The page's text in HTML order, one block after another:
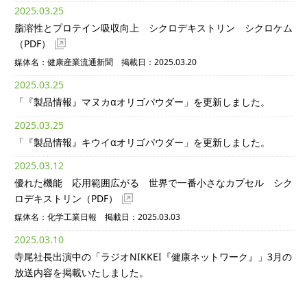
2025.03.25
脂溶性とプロテイン吸収向上 シクロデキストリン シクロケム
（PDF）
媒体名：健康産業流通新聞 掲載日：2025.03.20
2025.03.25
「『製品情報』マヌカαオリゴパウダー」を更新しました。
2025.03.25
「『製品情報』キウイαオリゴパウダー」を更新しました。
2025.03.12
優れた機能 応用範囲広がる 世界で一番小さなカプセル シク
ロデキストリン （PDF）
媒体名：化学工業日報 掲載日：2025.03.03
2025.03.10
寺尾社長出演中の「ラジオNIKKEI『健康ネットワーク』」3月の
放送内容を掲載いたしました。